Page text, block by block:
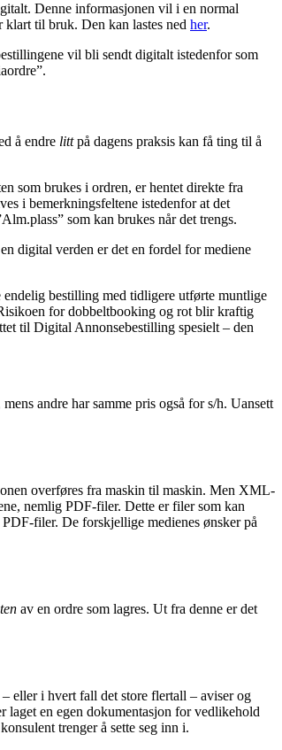
Denne informasjonen vil i en normal
klart til bruk. Den kan lastes ned her.
vil bli sendt digitalt istedenfor som
å endre littpå dagens praksis kan få ting til å
som brukes i ordren, er hentet direkte fra
i bemerkningsfeltene istedenfor at det
som kan brukes når det trengs.
digital verden er det en fordel for mediene
bestilling med tidligere utførte muntlige
for dobbeltbooking og rot blir kraftig
til Digital Annonsebestilling spesielt – den
andre har samme pris også for s/h. Uansett
overføres fra maskin til maskin. Men XML-
nemlig PDF-filer. Dette er filer som kan
filer. De for­skjellige medienes ønsker på
av en ordre som lagres. Ut fra denne er det
eller i hvert fall det store flertall – aviser og
laget en egen dokumentasjon for vedlikehold
trenger å sette seg inn i.